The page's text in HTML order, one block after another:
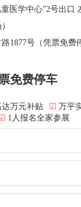
童医学中心”2号出口
1877号（凭票免费
免费停车
达万元补贴 ☑ 万平
☑ 1人报名全家参展